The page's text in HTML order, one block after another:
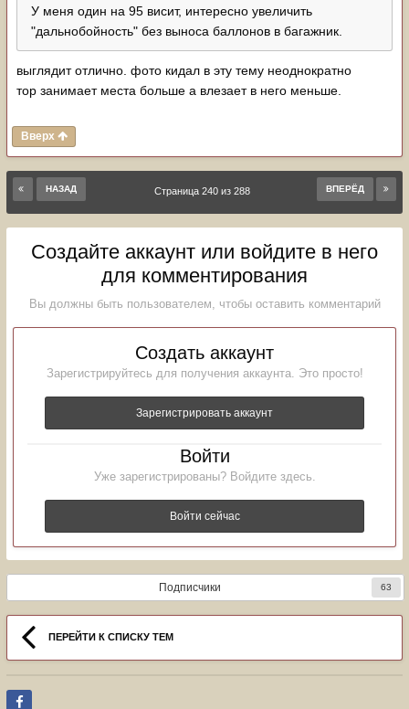
У меня один на 95 висит, интересно увеличить
"дальнобойность" без выноса баллонов в багажник.
выглядит отлично. фото кидал в эту тему неоднократно
тор занимает места больше а влезает в него меньше.
Вверх
НАЗАД ВПЕРЁД
Страница 240 из 288
Создайте аккаунт или войдите в него
для комментирования
Вы должны быть пользователем, чтобы оставить комментарий
Создать аккаунт
Зарегистрируйтесь для получения аккаунта. Это просто!
Зарегистрировать аккаунт
Войти
Уже зарегистрированы? Войдите здесь.
Войти сейчас
Подписчики 63
ПЕРЕЙТИ К СПИСКУ ТЕМ